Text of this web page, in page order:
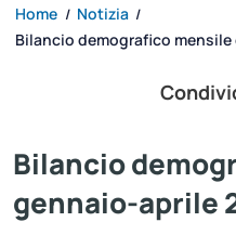
Home / Notizia /
Bilancio demografico
Bilancio
gennaio-aprile